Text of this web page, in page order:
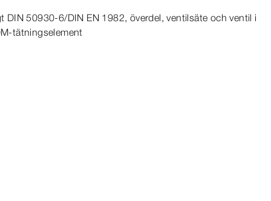
DIN 50930‑6/DIN EN 1982, överdel, ventilsäte och ventil i
​tätningselement